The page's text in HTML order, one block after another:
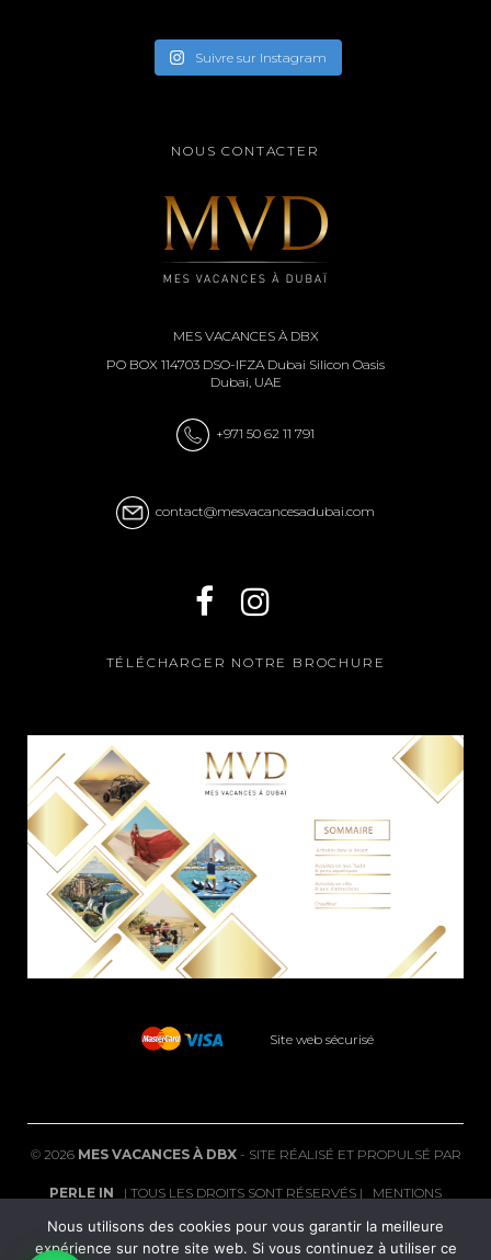
Suivre sur Instagram
NOUS CONTACTER
MES VACANCES À DBX
PO BOX 114703 DSO-IFZA Dubai Silicon Oasis
Dubai, UAE
+971 50 62 11 791
contact@mesvacancesadubai.com
TÉLÉCHARGER NOTRE BROCHURE
Site web sécurisé
© 2026 MES VACANCES À DBX- SITE RÉALISÉ ET PROPULSÉ PAR
PERLE IN | TOUS LES DROITS SONT RÉSERVÉS | MENTIONS
LÉGALES| FAQ
Nous utilisons des cookies pour vous garantir la meilleure
expérience sur notre site web. Si vous continuez à utiliser ce